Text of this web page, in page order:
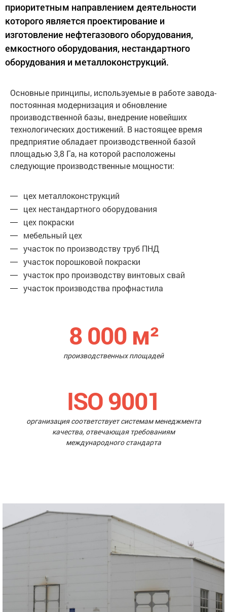
приоритетным направлением деятельности
которого является проектирование и
изготовление нефтегазового оборудования,
емкостного оборудования, нестандартного
оборудования и металлоконструкций.
Основные принципы, используемые в работе завода-
постоянная модернизация и обновление
производственной базы, внедрение новейших
технологических достижений. В настоящее время
предприятие обладает производственной базой
площадью 3,8 Га, на которой расположены
следующие производственные мощности:
цех металлоконструкций
цех нестандартного оборудования
цех покраски
мебельный цех
участок по производству труб ПНД
участок порошковой покраски
участок про производству винтовых свай
участок производства профнастила
8 000 м²
производственных площадей
ISO 9001
организация соответствует системам менеджмента
качества, отвечающая требованиям
международного стандарта